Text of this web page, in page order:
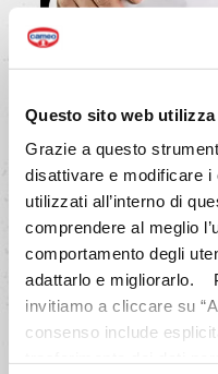
Questo sito web
Grazie a questo
disattivare e modificare
utilizzati all’interno di
comprendere al meglio
comportamento degli
adattarlo e migliorarlo.
invitiamo a cliccare su
consenso include
5/10
Stendi 2/3
imburrato ed